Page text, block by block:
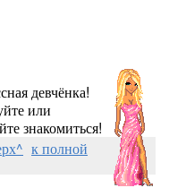
девчёнка!
или
знакомиться!
к полной